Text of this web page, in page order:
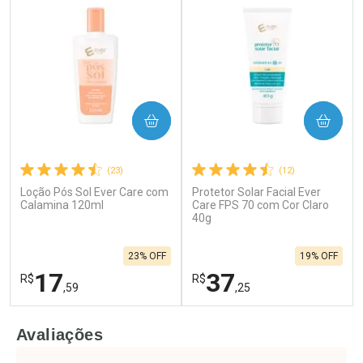
(23)
Loção Pós Sol Ever Care com
Calamina 120ml
R$17,59
23% OFF
COMPRAR
(12)
Protetor Solar Facial Ever
Care FPS 70 com Cor Claro
40g
R$37,25
19% OFF
COMPRAR
Avaliações